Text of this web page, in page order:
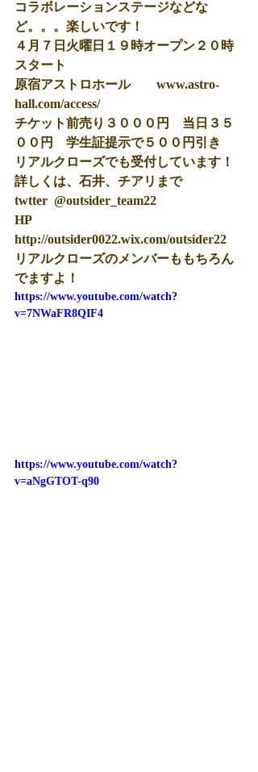
コラボレーションステージなどな
ど。。。楽しいです！
４月７日火曜日１９時オープン２０時
スタート
原宿アストロホール　　www.astro-
hall.com/access/
チケット前売り３０００円　当日３５
００円　学生証提示で５００円引き
リアルクローズでも受付しています！
詳しくは、石井、チアリまで
twtter  @outsider_team22
HP
http://outsider0022.wix.com/outsider22
リアルクローズのメンバーももちろん
でますよ！
https://www.youtube.com/watch?
v=7NWaFR8QIF4
https://www.youtube.com/watch?
v=aNgGTOT-q90